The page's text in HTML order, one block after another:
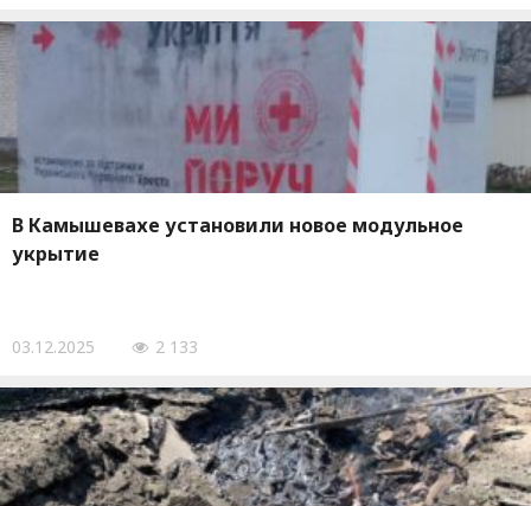
В Камышевахе установили новое модульное
укрытие
03.12.2025 2 133